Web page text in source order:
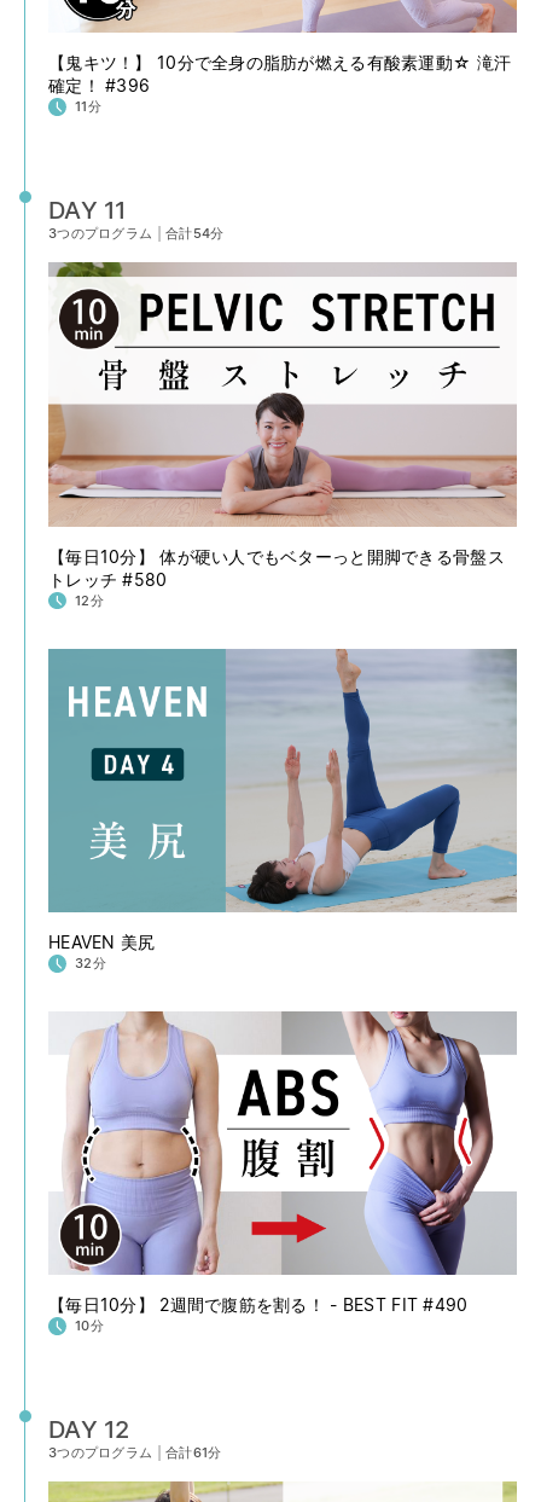
【鬼キツ！】 10分で全身の脂肪が燃える有酸素運動☆ 滝汗
確定！ #396
11分
DAY 11
3つのプログラム 合計54分
【毎日10分】 体が硬い人でもベターっと開脚できる骨盤ス
トレッチ #580
12分
HEAVEN 美尻
32分
【毎日10分】 2週間で腹筋を割る！ - BEST FIT #490
10分
DAY 12
3つのプログラム 合計61分